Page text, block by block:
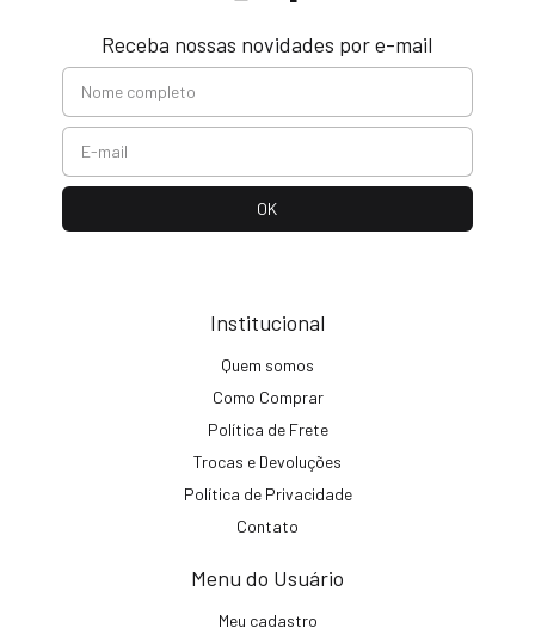
Receba nossas novidades por e-mail
Institucional
Quem somos
Como Comprar
Política de Frete
Trocas e Devoluções
Política de Privacidade
Contato
Menu do Usuário
Meu cadastro